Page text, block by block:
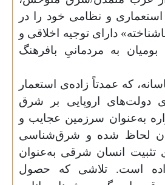
و نظامی خود را در
دارای توجیه اخلاقی و
بومیان به مردمانیِ بافرهنگ
که عمدتاً زاده‌ی استعمار
دولت‌های اروپایی بر شرق
به‌عنوان سرزمین عجایب و
لحاظ شده و شرق‌شناسی
تثبیت انسان شرقی به‌عنوان
است. تلاشی که حصول